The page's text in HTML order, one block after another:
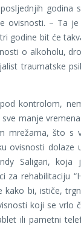
godina
ovisnosti. – Ta
godine bit će
o alkoholu,
traumatske
kontrolom,
manje
mrežama, što s
ovisnosti dolaze
Saligari, koja
za rehabilitaciju
kako bi, ističe,
koji se vrlo
ili pametni